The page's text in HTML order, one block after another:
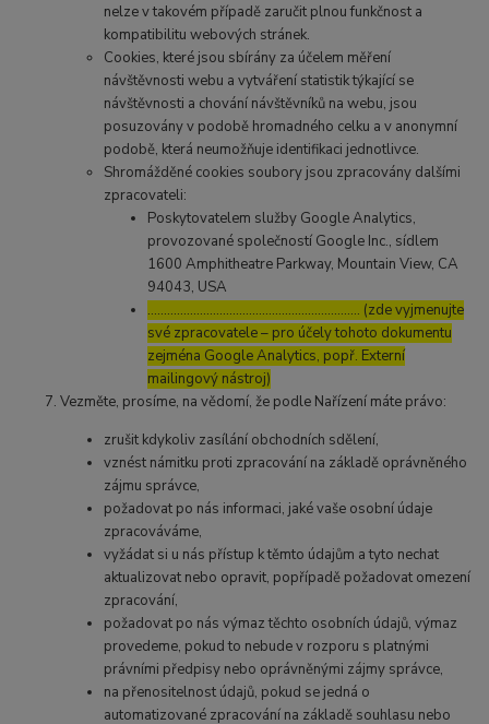
nelze v takovém případě zaručit plnou funkčnost a
kompatibilitu webových stránek.
Cookies, které jsou sbírány za účelem měření
návštěvnosti webu a vytváření statistik týkající se
návštěvnosti a chování návštěvníků na webu, jsou
posuzovány v podobě hromadného celku a v anonymní
podobě, která neumožňuje identifikaci jednotlivce.
Shromážděné cookies soubory jsou zpracovány dalšími
zpracovateli:
Poskytovatelem služby Google Analytics,
provozované společností Google Inc., sídlem
1600 Amphitheatre Parkway, Mountain View, CA
94043, USA
……………………………………………………..… (zde vyjmenujte
své zpracovatele – pro účely tohoto dokumentu
zejména Google Analytics, popř. Externí
mailingový nástroj)
Vezměte, prosíme, na vědomí, že podle Nařízení máte právo:
zrušit kdykoliv zasílání obchodních sdělení,
vznést námitku proti zpracování na základě oprávněného
zájmu správce,
požadovat po nás informaci, jaké vaše osobní údaje
zpracováváme,
vyžádat si u nás přístup k těmto údajům a tyto nechat
aktualizovat nebo opravit, popřípadě požadovat omezení
zpracování,
požadovat po nás výmaz těchto osobních údajů, výmaz
provedeme, pokud to nebude v rozporu s platnými
právními předpisy nebo oprávněnými zájmy správce,
na přenositelnost údajů, pokud se jedná o
automatizované zpracování na základě souhlasu nebo